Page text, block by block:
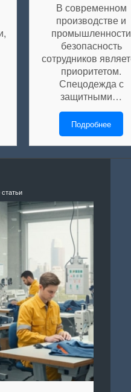
В современном
производстве и
промышленности
безопасность
сотрудников
приоритетом.
Спецодежда с
защитными…
Подробнее